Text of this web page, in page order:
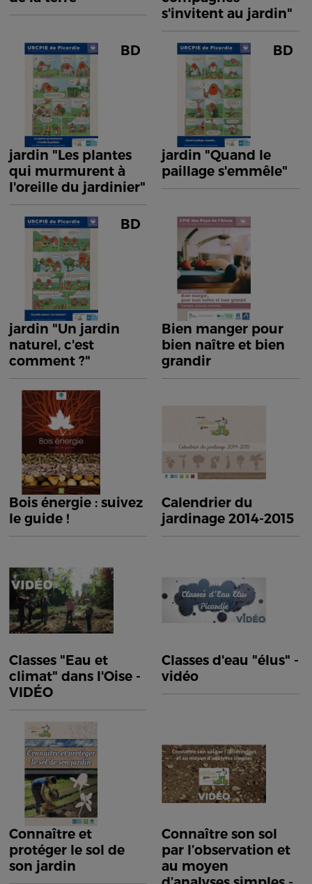
s'invitent au jardin"
BD
jardin "Les plantes
qui murmurent à
l'oreille du jardinier"
BD
jardin "Quand le
paillage s'emmêle"
BD
jardin "Un jardin
naturel, c'est
comment ?"
Bien manger pour
bien naître et bien
grandir
Bois énergie : suivez
le guide !
Calendrier du
jardinage 2014-2015
Classes "Eau et
climat" dans l'Oise -
VIDÉO
Classes d'eau "élus" -
vidéo
Connaître et
protéger le sol de
son jardin
Connaître son sol
par l’observation et
au moyen